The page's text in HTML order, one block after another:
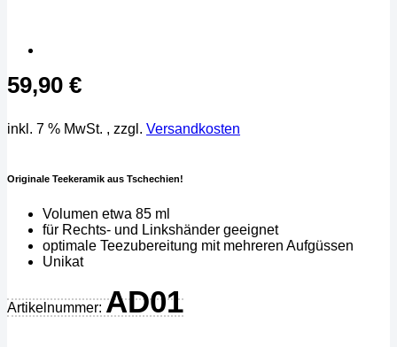
59,90 €
inkl. 7 % MwSt. , zzgl. Versandkosten
Originale Teekeramik aus Tschechien!
Volumen etwa 85 ml
für Rechts- und Linkshänder geeignet
optimale Teezubereitung mit mehreren Aufgüssen
Unikat
Artikelnummer: AD01